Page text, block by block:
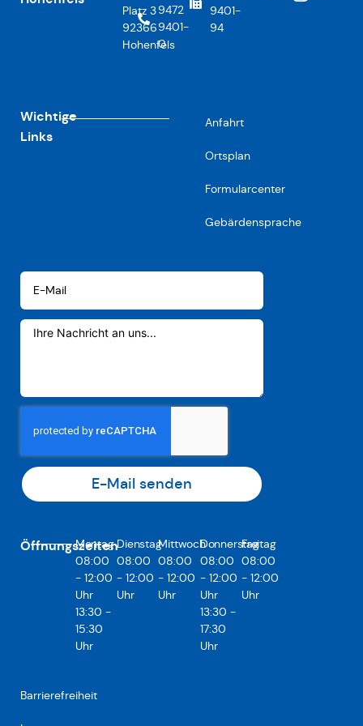
Platz 3
92366
Hohenfels
9472
9401-
0
9401-
94
Wichtige
Links
Anfahrt
Ortsplan
Formularcenter
Gebärdensprache
E-Mail senden
Öffnungszeiten
Montag
08:00
- 12:00
Uhr
13:30 -
15:30
Uhr
Dienstag
08:00
- 12:00
Uhr
Mittwoch
08:00
- 12:00
Uhr
Donnerstag
08:00
- 12:00
Uhr
13:30 -
17:30
Uhr
Freitag
08:00
- 12:00
Uhr
Barrierefreiheit